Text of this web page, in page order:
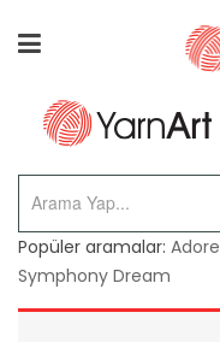
Popüler aramalar: Adore
Symphony Dream